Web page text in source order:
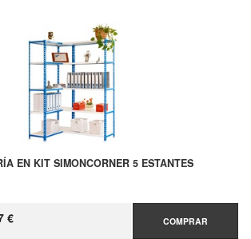
EN KIT SIMONCORNER 5 ESTANTES
€ COMPRAR